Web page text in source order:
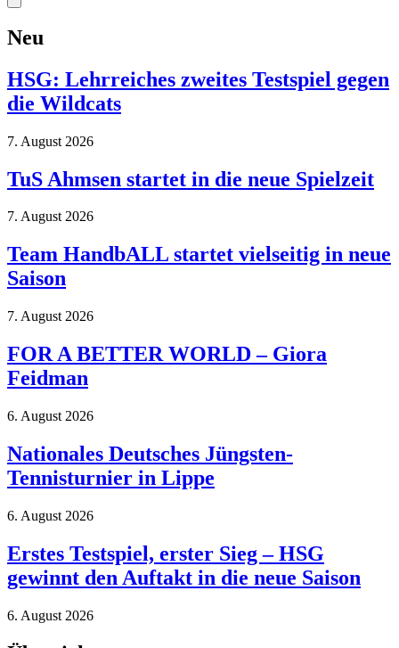
Neu
HSG: Lehrreiches zweites Testspiel gegen
die Wildcats
7. August 2026
TuS Ahmsen startet in die neue Spielzeit
7. August 2026
Team HandbALL startet vielseitig in neue
Saison
7. August 2026
FOR A BETTER WORLD – Giora
Feidman
6. August 2026
Nationales Deutsches Jüngsten-
Tennisturnier in Lippe
6. August 2026
Erstes Testspiel, erster Sieg – HSG
gewinnt den Auftakt in die neue Saison
6. August 2026